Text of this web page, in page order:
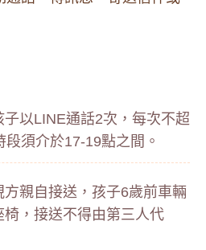
以LINE通話2次，每次不超
須介於17-19點之間。
親自接送，孩子6歲前車輛
椅，接送不得由第三人代